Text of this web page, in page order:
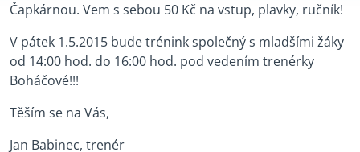
Čapkárnou. Vem s sebou 50 Kč na vstup, plavky, ručník!
V pátek 1.5.2015 bude trénink společný s mladšími žáky
od 14:00 hod. do 16:00 hod. pod vedením trenérky
Boháčové!!!
Těším se na Vás,
Jan Babinec, trenér